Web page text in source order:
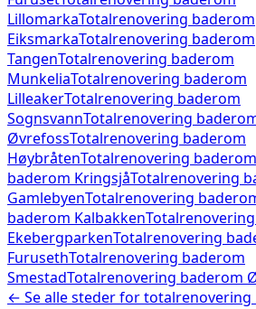
LillomarkaTotalrenovering baderom
EiksmarkaTotalrenovering baderom
TangenTotalrenovering baderom
MunkeliaTotalrenovering baderom
LilleakerTotalrenovering baderom
SognsvannTotalrenovering
ØvrefossTotalrenovering baderom
HøybråtenTotalrenovering baderom
baderom KringsjåTotalrenovering
GamlebyenTotalrenovering
baderom Kalbakken
EkebergparkenTotalrenovering
FurusethTotalrenovering baderom
SmestadTotalrenovering baderom
← Se alle steder fortotalrenovering